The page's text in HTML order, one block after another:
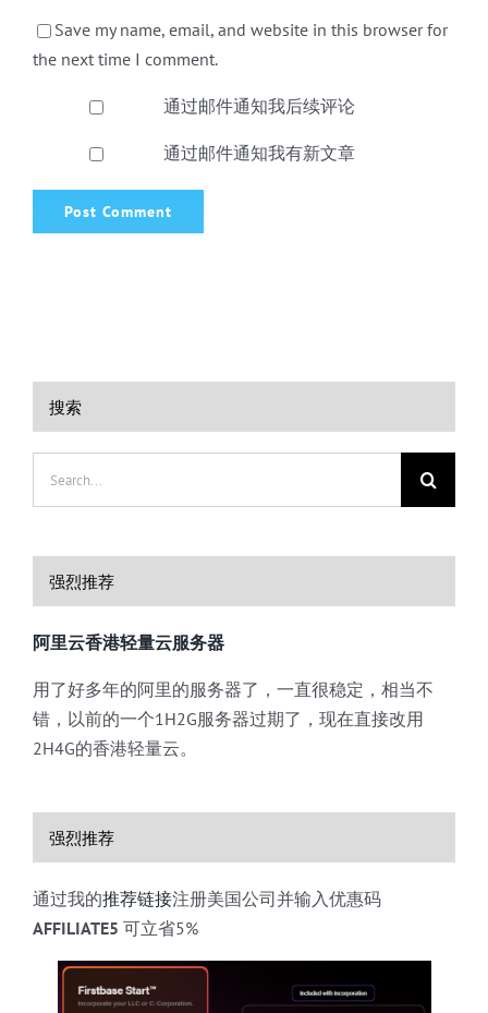
Save my name, email, and website in this browser for
the next time I comment.
通过邮件通知我后续评论
通过邮件通知我有新文章
搜索
强烈推荐
阿里云香港轻量云服务器
用了好多年的阿里的服务器了，一直很稳定，相当不
错，以前的一个1H2G服务器过期了，现在直接改用
2H4G的香港轻量云。
强烈推荐
通过我的推荐链接注册美国公司并输入优惠码
AFFILIATE5 可立省5%